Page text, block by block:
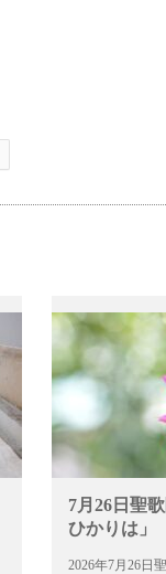
7月26日聖
ひかりは」
2026年7月26日